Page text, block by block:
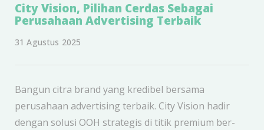
City Vision, Pilihan Cerdas Sebagai
Perusahaan Advertising Terbaik
31 Agustus 2025
Bangun citra brand yang kredibel bersama
perusahaan advertising terbaik. City Vision hadir
dengan solusi OOH strategis di titik premium ber-